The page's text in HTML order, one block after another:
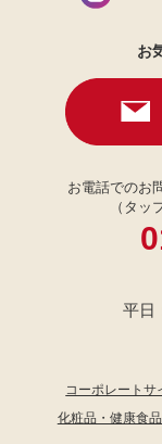
お
お電話でのお
（タッ
平日
コーポレートサ
化粧品・健康食